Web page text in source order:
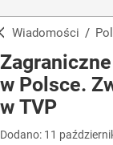
Wiadomości /
w Polsce.
w TVP
Dodano: 11